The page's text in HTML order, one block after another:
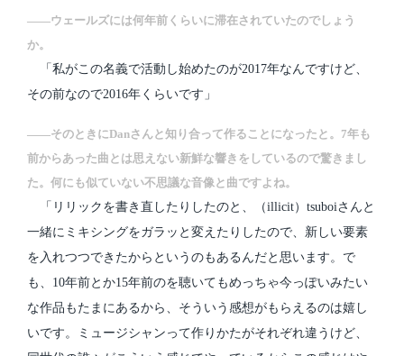
――ウェールズには何年前くらいに滞在されていたのでしょう
か。
「私がこの名義で活動し始めたのが2017年なんですけど、
その前なので2016年くらいです」
――そのときにDanさんと知り合って作ることになったと。7年も
前からあった曲とは思えない新鮮な響きをしているので驚きまし
た。何にも似ていない不思議な音像と曲ですよね。
「リリックを書き直したりしたのと、（illicit）tsuboiさんと
一緒にミキシングをガラッと変えたりしたので、新しい要素
を入れつつできたからというのもあるんだと思います。で
も、10年前とか15年前のを聴いてもめっちゃ今っぽいみたい
な作品もたまにあるから、そういう感想がもらえるのは嬉し
いです。ミュージシャンって作りかたがそれぞれ違うけど、